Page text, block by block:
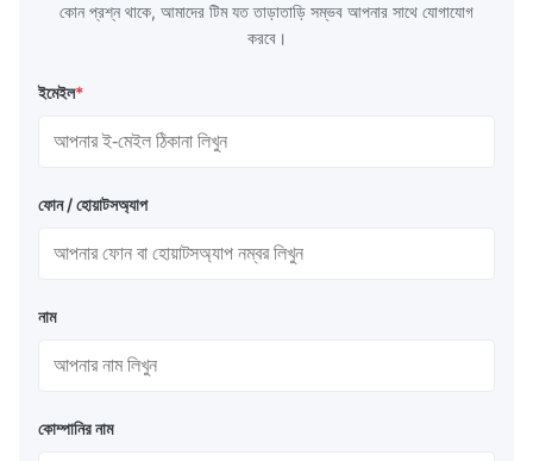
কোন প্রশ্ন থাকে, আমাদের টিম যত তাড়াতাড়ি সম্ভব আপনার সাথে যোগাযোগ
করবে।
ইমেইল*
ফোন / হোয়াটসঅ্যাপ
নাম
কোম্পানির নাম